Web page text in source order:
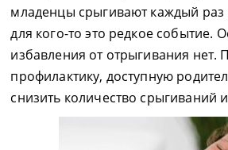
младенцы срыгивают каждый раз
для кого-то это редкое событие.
избавления от отрыгивания нет.
профилактику, доступную
снизить количество срыгиваний